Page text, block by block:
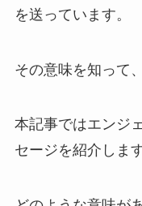
を送っています。
その意味を知って
本記事ではエンジ
セージを紹介します